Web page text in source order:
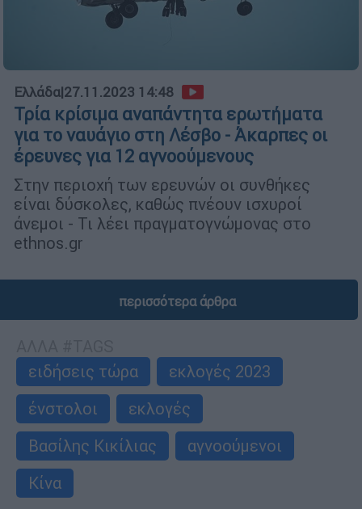
Ελλάδα|27.11.2023 14:48
Τρία κρίσιμα αναπάντητα ερωτήματα
για το ναυάγιο στη Λέσβο - Άκαρπες οι
έρευνες για 12 αγνοούμενους
Στην περιοχή των ερευνών οι συνθήκες
είναι δύσκολες, καθώς πνέουν ισχυροί
άνεμοι - Τι λέει πραγματογνώμονας στο
ethnos.gr
περισσότερα άρθρα
ειδήσεις τώρα
εκλογές 2023
ένστολοι
εκλογές
Βασίλης Κικίλιας
αγνοούμενοι
Κίνα